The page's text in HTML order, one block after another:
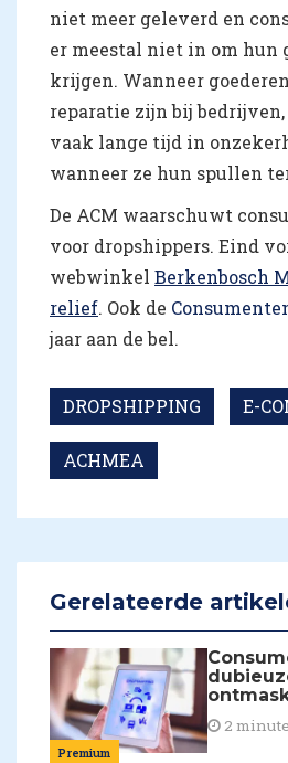
niet meer geleverd en
er meestal niet in om hun
krijgen. Wanneer
reparatie zijn bij
vaak lange tijd in
wanneer ze hun spullen
De ACM waarschuwt
voor dropshippers. Eind
webwinkel Berkenbosch
relief. Ook de
jaar aan de bel.
DROPSHIPPING E-
ACHMEA
Gerelateerde
Premium
2